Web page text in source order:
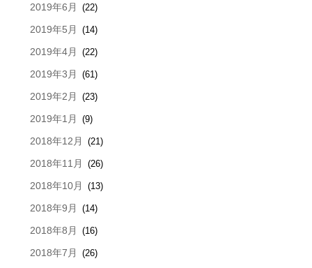
2019年6月 (22)
2019年5月 (14)
2019年4月 (22)
2019年3月 (61)
2019年2月 (23)
2019年1月 (9)
2018年12月 (21)
2018年11月 (26)
2018年10月 (13)
2018年9月 (14)
2018年8月 (16)
2018年7月 (26)